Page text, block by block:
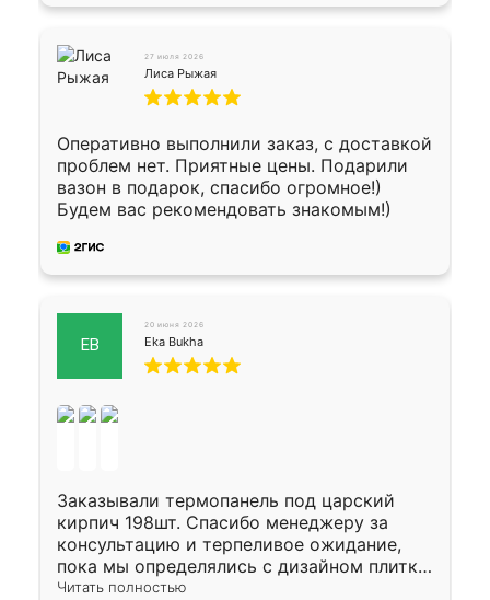
27 июля 2026
Лиса Рыжая
Оперативно выполнили заказ, с доставкой
проблем нет. Приятные цены. Подарили
вазон в подарок, спасибо огромное!)
Будем вас рекомендовать знакомым!)
EB
20 июня 2026
Eka Bukha
Заказывали термопанель под царский
кирпич 198шт. Спасибо менеджеру за
консультацию и терпеливое ожидание,
пока мы определялись с дизайном плитки.
Исполнен заказ в срок, спасибо
Читать полностью